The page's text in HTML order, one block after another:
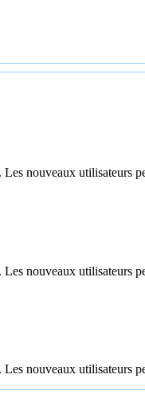
nouveaux utilisateurs
nouveaux utilisateurs
nouveaux utilisateurs